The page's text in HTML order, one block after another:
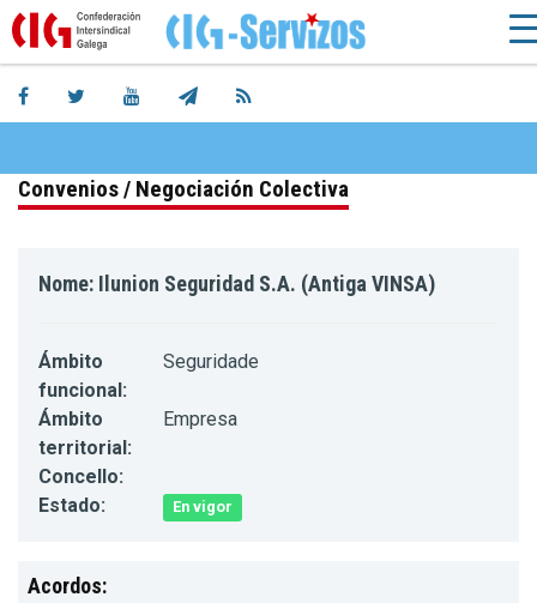
Convenios / Negociación Colectiva
Nome: Ilunion Seguridad S.A. (Antiga VINSA)
Ámbito
funcional:
Seguridade
Ámbito
territorial:
Empresa
Concello:
Estado:
En vigor
Acordos: